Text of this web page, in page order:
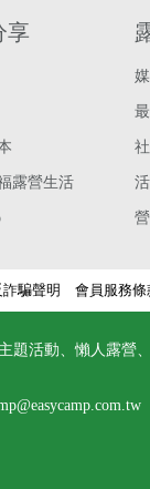
享
露營生活
詐騙聲明 會員服務條
題活動、懶人露